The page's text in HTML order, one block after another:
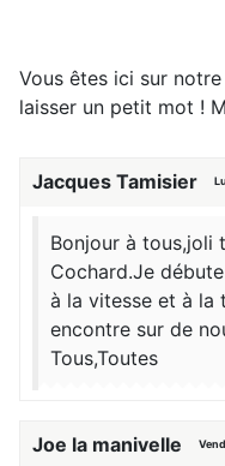
Vous êtes ici sur
laisser un petit mot !
Jacques Tamisier
Bonjour à tous,joli
Cochard.Je
à la vitesse et à la
encontre sur de
Tous,Toutes
Joe la manivelle